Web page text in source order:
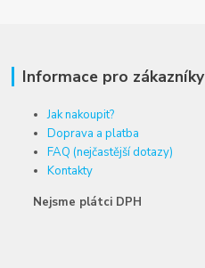
Informace pro zákazníky
Jak nakoupit?
Doprava a platba
FAQ (nejčastější dotazy)
Kontakty
Nejsme plátci DPH